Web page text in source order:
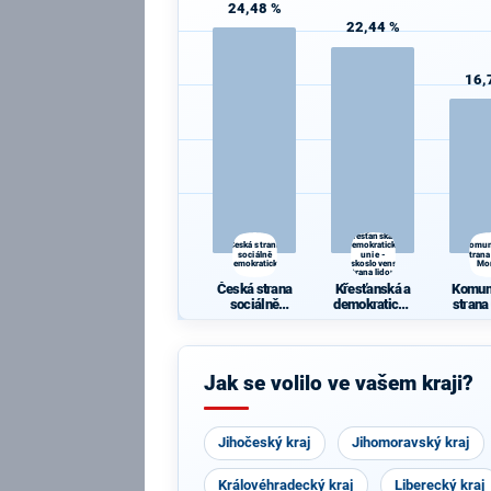
24,48 %
Česká strana
sociálně
demokratická
Česká strana
sociálně
22,44 %
Křesťanská a
demokratická
unie -
Československá
strana lidová
Křesťanská a
demokratická
ká strana
strana
strana
Jak se volilo ve vašem kraji?
Jihočeský kraj Jihomoravský kraj
Královéhradecký kraj Liberecký kraj